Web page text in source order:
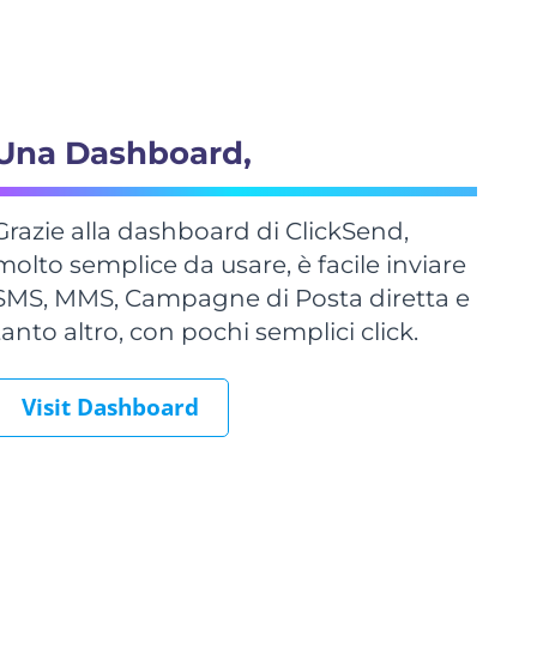
Dashboard,
alla dashboard di ClickSend,
semplice da usare, è facile inviare
MMS, Campagne di Posta diretta e
altro, con pochi semplici click.
Visit Dashboard